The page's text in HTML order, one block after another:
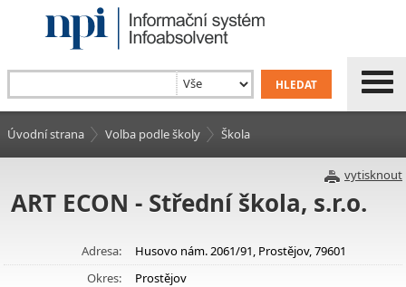
Úvodní strana Volba podle školy Škola
vytisknout
ART ECON - Střední škola, s.r.o.
Adresa:
Husovo nám. 2061/91, Prostějov, 79601
Okres:
Prostějov